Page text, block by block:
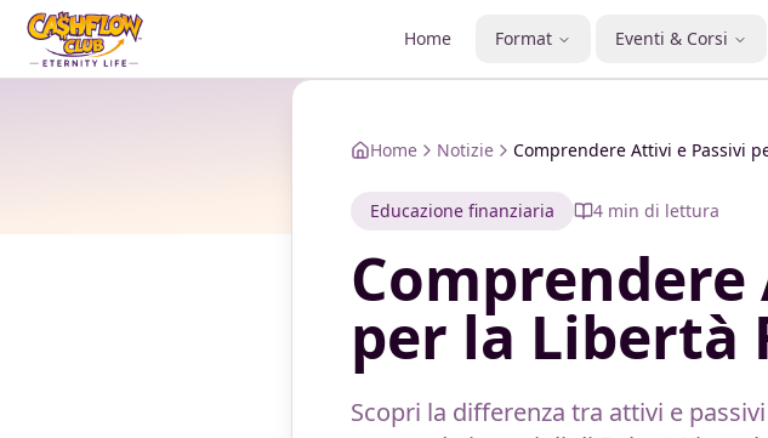
Home Format Eventi & Corsi
Home Notizie Comprendere Attivi e Passivi
Educazione finanziaria 4 min di lettura
per la Libertà
Scopri la differenza tra attivi e